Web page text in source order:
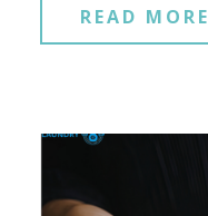
READ MORE